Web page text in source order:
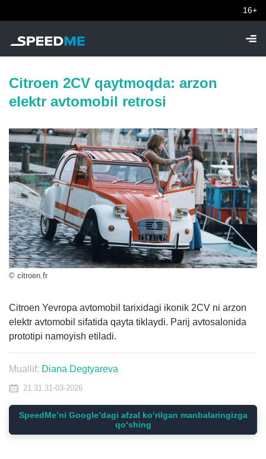
16+
Citroen 2CV qaytmoqda: arzon
elektr avtomobil retrosi
© citroen.fr
Citroen Yevropa avtomobil tarixidagi ikonik 2CV ni arzon
elektr avtomobil sifatida qayta tiklaydi. Parij avtosalonida
prototipi namoyish etiladi.
Muallif: Diana Degtyareva
21:31 31-03-2026
SpeedMe’ni Google’dagi afzal ko‘rilgan manbalaringizga
qo‘shing